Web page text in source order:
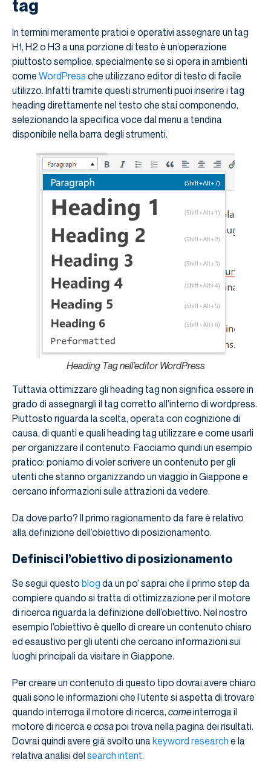
tag
In termini meramente pratici e operativi assegnare un tag
H1, H2 o H3 a una porzione di testo è un’operazione
piuttosto semplice, specialmente se si opera in ambienti
come WordPress che utilizzano editor di testo di facile
utilizzo. Infatti tramite questi strumenti puoi inserire i tag
heading direttamente nel testo che stai componendo,
selezionando la specifica voce dal menu a tendina
disponibile nella barra degli strumenti.
Heading Tag nell’editor WordPress
Tuttavia ottimizzare gli heading tag non significa essere in
grado di assegnargli il tag corretto all’interno di wordpress.
Piuttosto riguarda la scelta, operata con cognizione di
causa, di quanti e quali heading tag utilizzare e come usarli
per organizzare il contenuto. Facciamo quindi un esempio
pratico: poniamo di voler scrivere un contenuto per gli
utenti che stanno organizzando un viaggio in Giappone e
cercano informazioni sulle attrazioni da vedere.
Da dove parto? Il primo ragionamento da fare è relativo
alla definizione dell’obiettivo di posizionamento.
Definisci l’obiettivo di posizionamento
Se segui questo blog da un po’ saprai che il primo step da
compiere quando si tratta di ottimizzazione per il motore
di ricerca riguarda la definizione dell’obiettivo. Nel nostro
esempio l’obiettivo è quello di creare un contenuto chiaro
ed esaustivo per gli utenti che cercano informazioni sui
luoghi principali da visitare in Giappone.
Per creare un contenuto di questo tipo dovrai avere chiaro
quali sono le informazioni che l’utente si aspetta di trovare
quando interroga il motore di ricerca, comeinterroga il
motore di ricerca e cosapoi trova nella pagina dei risultati.
Dovrai quindi avere già svolto una keyword research e la
relativa analisi del search intent.